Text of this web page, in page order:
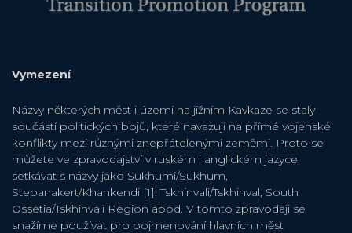
Vymezení
Názvy některých měst i území na jižním Kavkaze se staly
součástí politických bojů, které navazují na přímé vojenské
konflikty mezi různými znepřátelenými zeměmi. Proto se
můžete ve zpravodajství v ruském i anglickém jazyce
setkávat s názvy jako Sukhumi/Sukhum,
Stepanakert/Khankendi [1], Tskhinvali/Tskhinval, South
Ossetia/Tskhinvali Region apod. V tomto zpravodaji se
snažíme používat pro pojmenování hlavních měst